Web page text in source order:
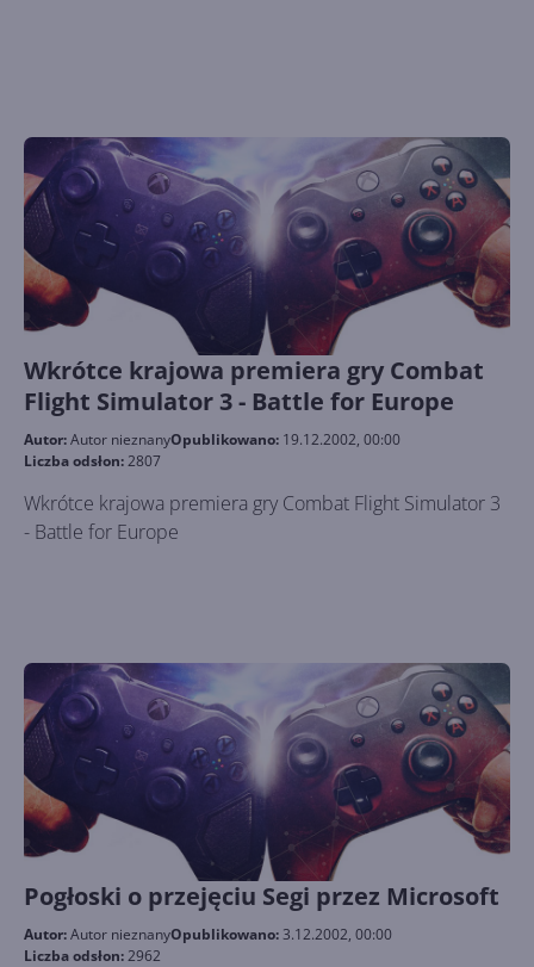
Wkrótce krajowa premiera gry Combat
Flight Simulator 3 - Battle for Europe
Autor:Autor nieznanyOpublikowano: 19.12.2002, 00:00
Liczba odsłon:2807
Wkrótce krajowa premiera gry Combat Flight Simulator 3
- Battle for Europe
Pogłoski o przejęciu Segi przez Microsoft
Autor:Autor nieznanyOpublikowano:3.12.2002, 00:00
Liczba odsłon:2962